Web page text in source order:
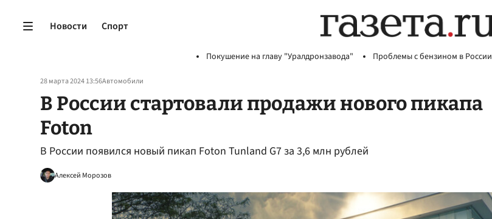
Новости Спорт
Покушение на главу "Уралдронзавода" Проблемы с бензином в России
28 марта 2024 13:56Автомобили
В России стартовали продажи нового пикапа
Foton
В России появился новый пикап Foton Tunland G7 за 3,6 млн рублей
Алексей Морозов